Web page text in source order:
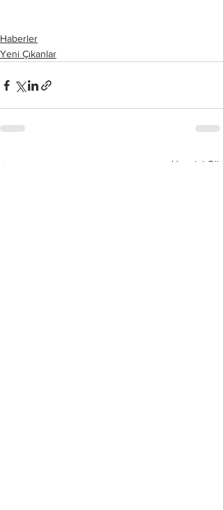
Haberler
Yeni Çıkanlar
Son Yazılar Hepsini Gör